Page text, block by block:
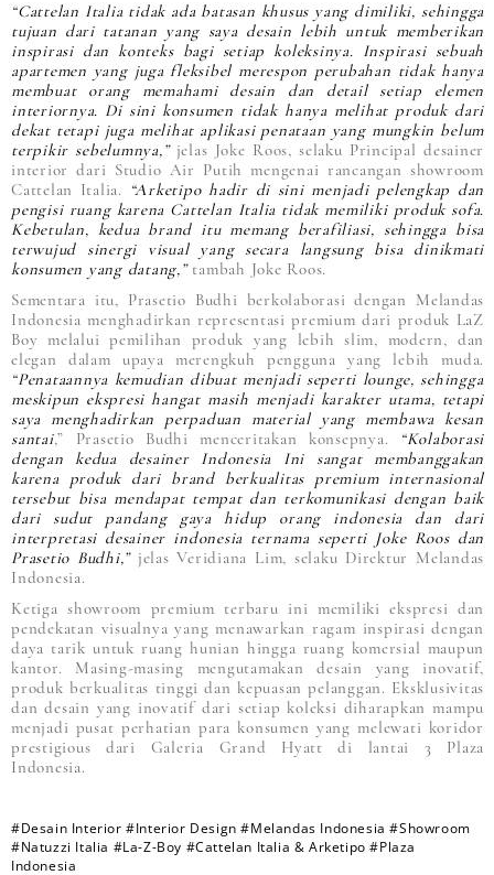
“Cattelan Italia tidak ada batasan khusus yang dimiliki, sehingga
tujuan dari tatanan yang saya desain lebih untuk memberikan
inspirasi dan konteks bagi setiap koleksinya. Inspirasi sebuah
apartemen yang juga fleksibel merespon perubahan tidak hanya
membuat orang memahami desain dan detail setiap elemen
interiornya. Di sini konsumen tidak hanya melihat produk dari
dekat tetapi juga melihat aplikasi penataan yang mungkin belum
terpikir sebelumnya,”jelas Joke Roos, selaku Principal desainer
interior dari Studio Air Putih mengenai rancangan showroom
Cattelan Italia.
“Arketipo hadir di sini menjadi pelengkap dan
pengisi ruang karena Cattelan Italia tidak memiliki produk sofa.
Kebetulan, kedua brand itu memang berafiliasi, sehingga bisa
terwujud sinergi visual yang secara langsung bisa dinikmati
konsumen yang datang,”tambah Joke Roos.
Sementara itu, Prasetio Budhi berkolaborasi dengan Melandas
Indonesia menghadirkan representasi premium dari produk LaZ
Boy melalui pemilihan produk yang lebih slim, modern, dan
elegan dalam upaya merengkuh pengguna yang lebih muda.
“Penataannya kemudian dibuat menjadi seperti lounge, sehingga
meskipun ekspresi hangat masih menjadi karakter utama, tetapi
saya menghadirkan perpaduan material yang membawa kesan
santai,” Prasetio Budhi menceritakan konsepnya.
“Kolaborasi
dengan kedua desainer Indonesia Ini sangat membanggakan
karena produk dari brand berkualitas premium internasional
tersebut bisa mendapat tempat dan terkomunikasi dengan baik
dari sudut pandang gaya hidup orang indonesia dan dari
interpretasi desainer indonesia ternama seperti Joke Roos dan
Prasetio Budhi,”jelas Veridiana Lim, selaku Direktur Melandas
Indonesia.
Ketiga showroom premium terbaru ini memiliki ekspresi dan
pendekatan visualnya yang menawarkan ragam inspirasi dengan
daya tarik untuk ruang hunian hingga ruang komersial maupun
kantor. Masing-masing mengutamakan desain yang inovatif,
produk berkualitas tinggi dan kepuasan pelanggan. Eksklusivitas
dan desain yang inovatif dari setiap koleksi diharapkan mampu
menjadi pusat perhatian para konsumen yang melewati koridor
prestigious dari Galeria Grand Hyatt di lantai 3 Plaza
Indonesia.
#Desain Interior #Interior Design #Melandas Indonesia #Showroom
#Natuzzi Italia #La-Z-Boy #Cattelan Italia & Arketipo #Plaza
Indonesia